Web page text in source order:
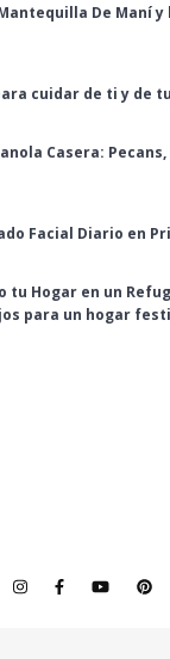
De Maní y
cuidar de ti y de
Casera:
Facial Diario en
tu Hogar en un
para un hogar